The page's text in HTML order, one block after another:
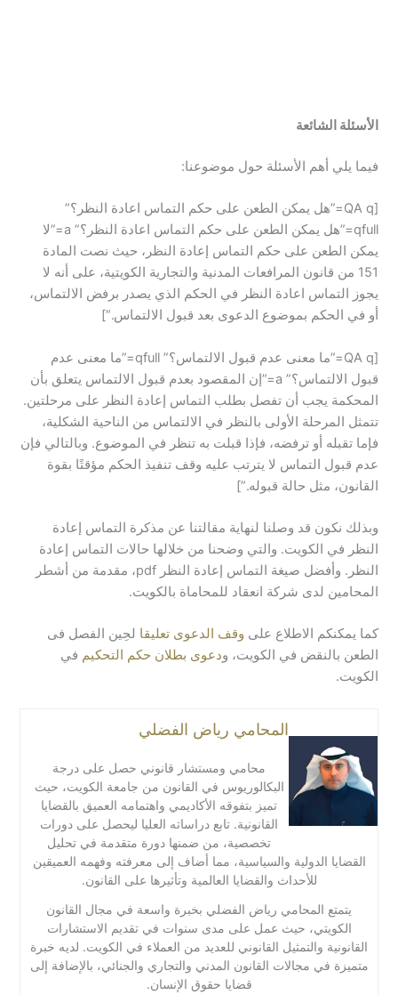
الأسئلة الشائعة
فيما يلي أهم الأسئلة حول موضوعنا:
[QA q=”هل يمكن الطعن على حكم التماس اعادة النظر؟”
qfull=”هل يمكن الطعن على حكم التماس اعادة النظر؟” a=”لا
يمكن الطعن على حكم التماس إعادة النظر، حيث نصت المادة
151 من قانون المرافعات المدنية والتجارية الكويتية، على أنه لا
يجوز التماس اعادة النظر في الحكم الذي يصدر برفض الالتماس،
أو في الحكم بموضوع الدعوى بعد قبول الالتماس.”]
[QA q=”ما معنى عدم قبول الالتماس؟” qfull=”ما معنى عدم
قبول الالتماس؟” a=”إن المقصود بعدم قبول الالتماس يتعلق بأن
المحكمة يجب أن تفصل بطلب التماس إعادة النظر على مرحلتين.
تتمثل المرحلة الأولى بالنظر في الالتماس من الناحية الشكلية،
فإما تقبله أو ترفضه، فإذا قبلت به تنظر في الموضوع. وبالتالي فإن
عدم قبول التماس لا يترتب عليه وقف تنفيذ الحكم مؤقتًا بقوة
القانون، مثل حالة قبوله.”]
وبذلك نكون قد وصلنا لنهاية مقالتنا عن مذكرة التماس إعادة
النظر في الكويت. والتي وضحنا من خلالها حالات التماس إعادة
النظر. وأفضل صيغة التماس إعادة النظر pdf، مقدمة من أشطر
المحامين لدى شركة انعقاد للمحاماة بالكويت.
كما يمكنكم الاطلاع على وقف الدعوى تعليقا لحِين الفصل فى
الطعن بالنقض في الكويت، ودعوى بطلان حكم التحكيم في
الكويت.
المحامي رياض الفضلي
محامي ومستشار قانوني حصل على درجة
البكالوريوس في القانون من جامعة الكويت، حيث
تميز بتفوقه الأكاديمي واهتمامه العميق بالقضايا
القانونية. تابع دراساته العليا ليحصل على دورات
تخصصية، من ضمنها دورة متقدمة في تحليل
القضايا الدولية والسياسية، مما أضاف إلى معرفته وفهمه العميقين
للأحداث والقضايا العالمية وتأثيرها على القانون.
يتمتع المحامي رياض الفضلي بخبرة واسعة في مجال القانون
الكويتي، حيث عمل على مدى سنوات في تقديم الاستشارات
القانونية والتمثيل القانوني للعديد من العملاء في الكويت. لديه خبرة
متميزة في مجالات القانون المدني والتجاري والجنائي، بالإضافة إلى
قضايا حقوق الإنسان.